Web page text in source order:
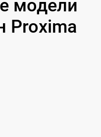
модели
Proxima